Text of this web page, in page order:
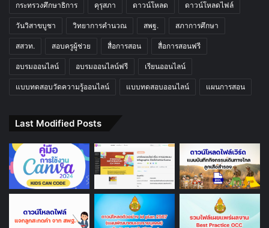
กระทรวงศึกษาธิการ คุรุสภา ดาวน์โหลด ดาวน์โหลดไฟล์
วันวิสาขบูชา วิทยาการคำนวณ สพฐ. สภาการศึกษา
สสวท. สอบครูผู้ช่วย สื่อการสอน สื่อการสอนฟรี
อบรมออนไลน์ อบรมออนไลน์ฟรี เรียนออนไลน์
แบบทดสอบวัดความรู้ออนไลน์ แบบทดสอบออนไลน์ แผนการสอน
Last Modified Posts